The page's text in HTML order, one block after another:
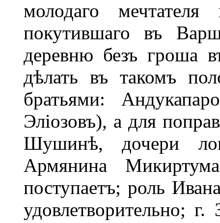
молодаго мечтателя
покутившаго въ
деревню безъ гроша
дѣлать въ такомъ
братьями:
Эліозовъ), а для
Шушинѣ, дочери
Армянина
поступаетъ; роль
удовлетворительно;